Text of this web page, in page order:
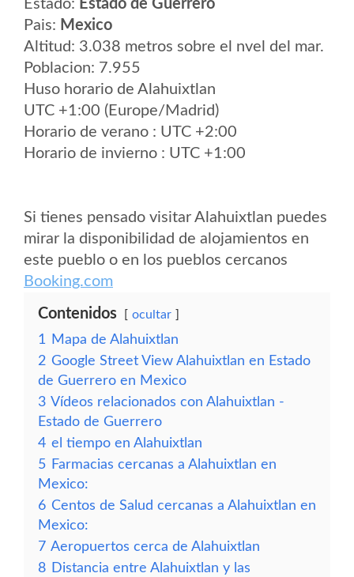
Estado: Estado de Guerrero
Pais: Mexico
Altitud: 3.038 metros sobre el nvel del mar.
Poblacion: 7.955
Huso horario de Alahuixtlan
UTC +1:00 (Europe/Madrid)
Horario de verano : UTC +2:00
Horario de invierno : UTC +1:00
Si tienes pensado visitar Alahuixtlan puedes
mirar la disponibilidad de alojamientos en
este pueblo o en los pueblos cercanos
Booking.com
Contenidos ocultar
1
Mapa de Alahuixtlan
2 Google Street View Alahuixtlan en Estado
de Guerrero en Mexico
3 Vídeos relacionados con Alahuixtlan -
Estado de Guerrero
4 el tiempo en Alahuixtlan
5 Farmacias cercanas a Alahuixtlan en
Mexico:
6 Centos de Salud cercanas a Alahuixtlan en
Mexico:
7 Aeropuertos cerca de Alahuixtlan
8 Distancia entre Alahuixtlan y las